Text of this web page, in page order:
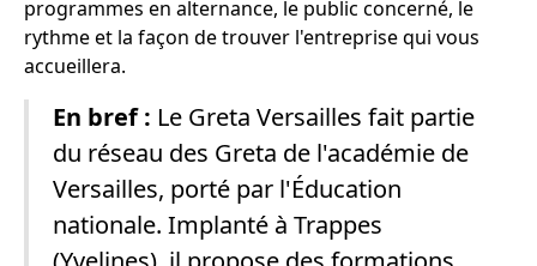
programmes en alternance, le public concerné, le
rythme et la façon de trouver l'entreprise qui vous
accueillera.
En bref : Le Greta Versailles fait partie
du réseau des Greta de l'académie de
Versailles, porté par l'Éducation
nationale. Implanté à Trappes